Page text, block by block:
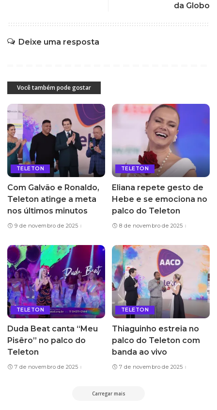
da Globo
Deixe uma resposta
Você também pode gostar
TELETON
Com Galvão e Ronaldo,
Teleton atinge a meta
nos últimos minutos
9 de novembro de 2025
TELETON
Eliana repete gesto de
Hebe e se emociona no
palco do Teleton
8 de novembro de 2025
TELETON
Duda Beat canta “Meu
Pisêro” no palco do
Teleton
7 de novembro de 2025
TELETON
Thiaguinho estreia no
palco do Teleton com
banda ao vivo
7 de novembro de 2025
Carregar mais